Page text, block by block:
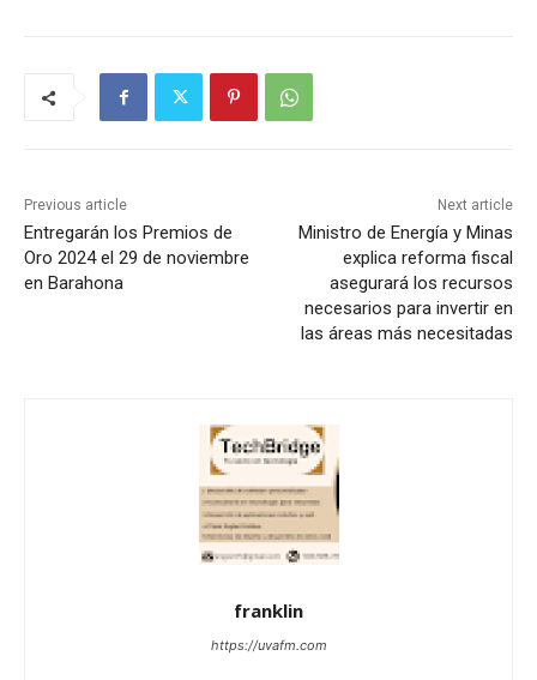
Previous article
Entregarán los Premios de
Oro 2024 el 29 de noviembre
en Barahona
Next article
Ministro de Energía y Minas
explica reforma fiscal
asegurará los recursos
necesarios para invertir en
las áreas más necesitadas
franklin
https://uvafm.com